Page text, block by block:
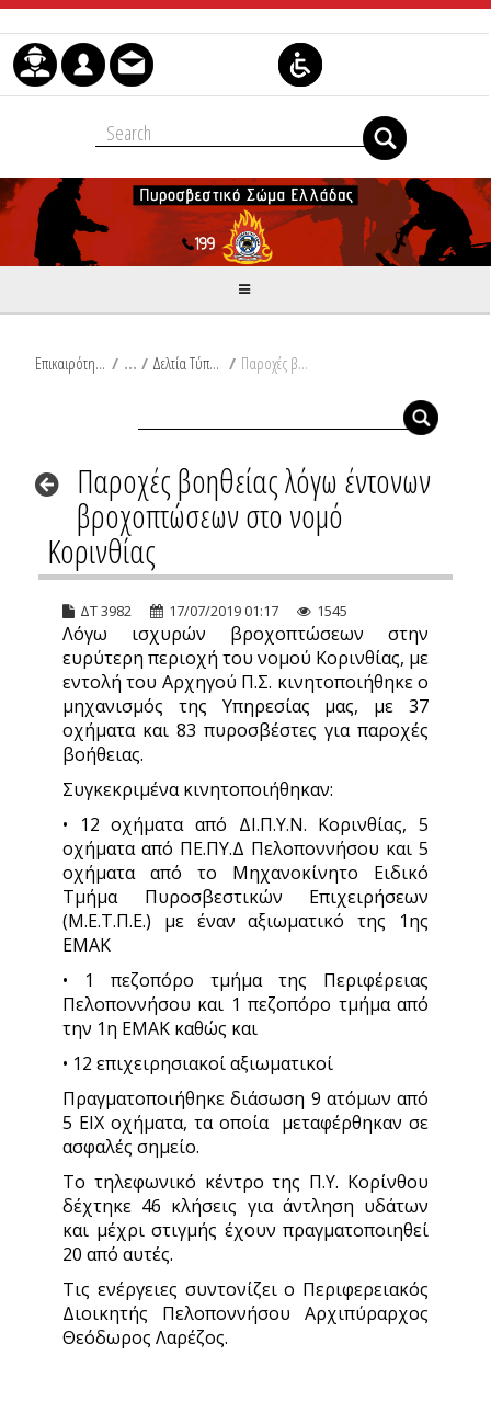
Μετάβαση στο περιεχόμενο
Επικαιρότητα / Δελτία Τύπου / Παροχές βοηθείας λόγω έντονων βροχοπτώσεων στο νομό Κορινθίας
Παροχές βοηθείας λόγω έντονων
βροχοπτώσεων στο νομό
Κορινθίας
ΔΤ 3982 17/07/2019 01:17 1545
Λόγω ισχυρών βροχοπτώσεων στην
ευρύτερη περιοχή του νομού Κορινθίας, με
εντολή του Αρχηγού Π.Σ. κινητοποιήθηκε ο
μηχανισμός της Υπηρεσίας μας, με 37
οχήματα και 83 πυροσβέστες για παροχές
βοήθειας.
Συγκεκριμένα κινητοποιήθηκαν:
• 12 οχήματα από ΔΙ.Π.Υ.Ν. Κορινθίας, 5
οχήματα από ΠΕ.ΠΥ.Δ Πελοποννήσου και 5
οχήματα από το Μηχανοκίνητο Ειδικό
Τμήμα Πυροσβεστικών Επιχειρήσεων
(Μ.Ε.Τ.Π.Ε.) με έναν αξιωματικό της 1ης
ΕΜΑΚ
• 1 πεζοπόρο τμήμα της Περιφέρειας
Πελοποννήσου και 1 πεζοπόρο τμήμα από
την 1η ΕΜΑΚ καθώς και
• 12 επιχειρησιακοί αξιωματικοί
Πραγματοποιήθηκε διάσωση 9 ατόμων από
5 ΕΙΧ οχήματα, τα οποία μεταφέρθηκαν σε
ασφαλές σημείο.
Το τηλεφωνικό κέντρο της Π.Υ. Κορίνθου
δέχτηκε 46 κλήσεις για άντληση υδάτων
και μέχρι στιγμής έχουν πραγματοποιηθεί
20 από αυτές.
Τις ενέργειες συντονίζει ο Περιφερειακός
Διοικητής Πελοποννήσου Αρχιπύραρχος
Θεόδωρος Λαρέζος.